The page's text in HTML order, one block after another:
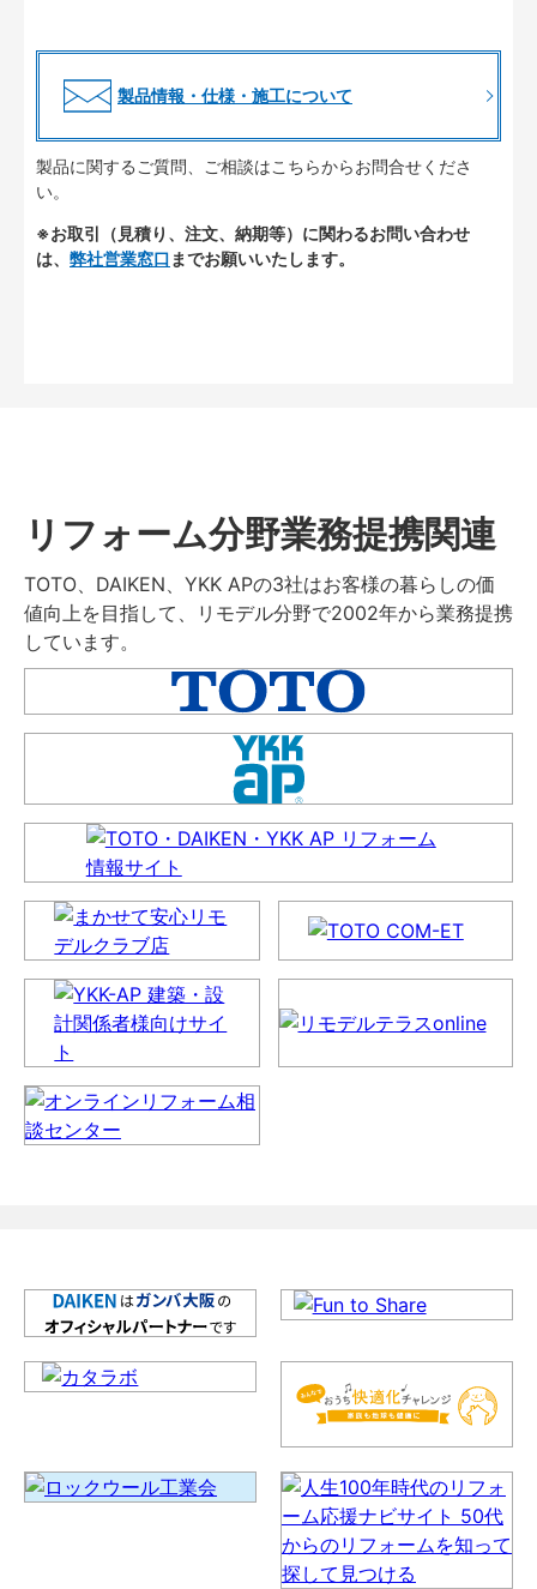
製品情報・仕様・施工について
製品に関するご質問、ご相談はこちらからお問合せくださ
い。
※お取引（見積り、注文、納期等）に関わるお問い合わせ
は、 弊社営業窓口 までお願いいたします。
リフォーム分野業務提携関連
TOTO、DAIKEN、YKK APの3社はお客様の暮らしの価
値向上を目指して、リモデル分野で2002年から業務提携
しています。